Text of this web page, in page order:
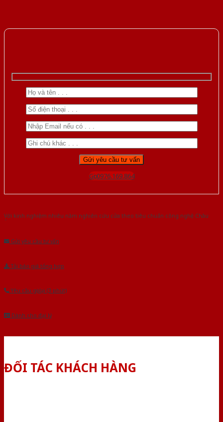
Gọi 0976.169.864
Với kinh nghiệm nhiêu năm nghiên cứu cửa theo tiêu chuẩn công nghệ Châu
Âu.Chúng tôi tự tin là nhà sản xuất & cung cấp hàng đầu tại Việt Nam!
Gửi yêu cầu tư vấn
Tải báo giá tổng hợp
Yêu cầu gọi lại (3 phút)
Dành cho đại lý
ĐỐI TÁC KHÁCH HÀNG